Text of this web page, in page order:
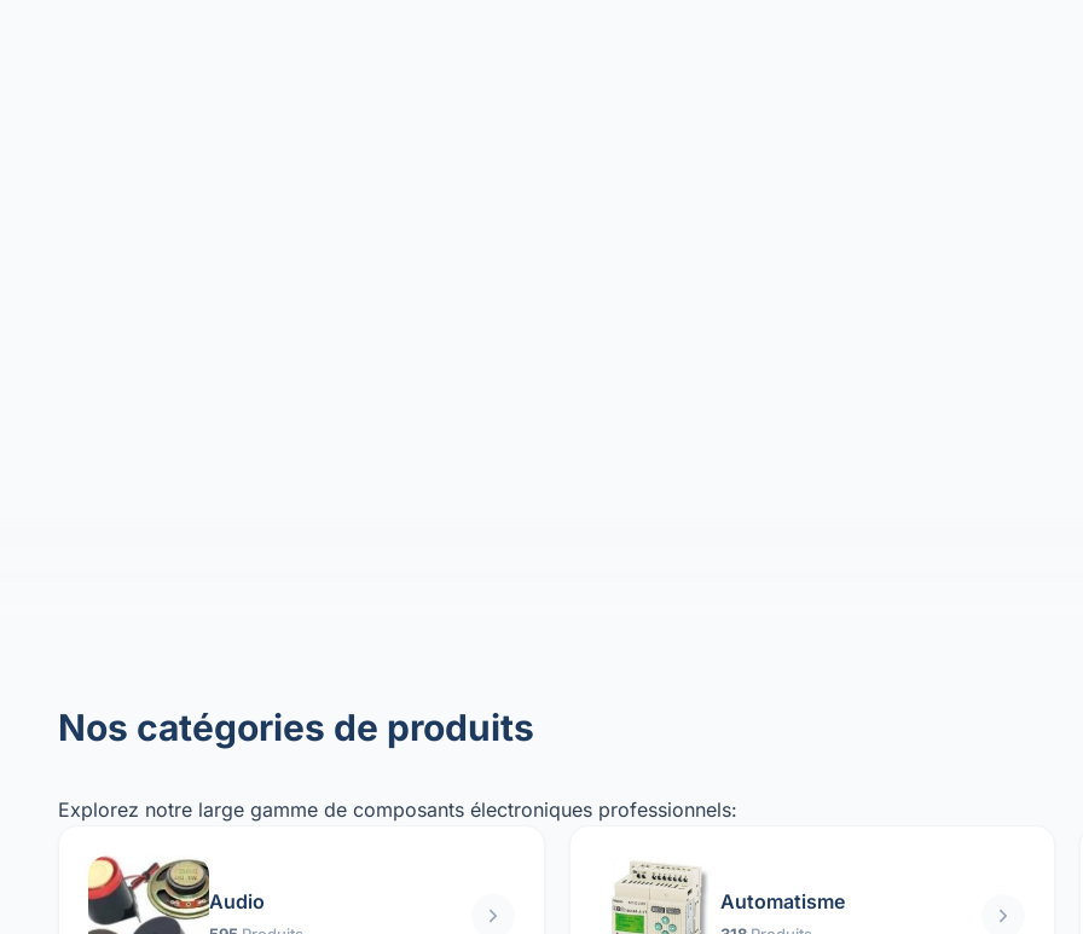
Nos catégories de produits
Explorez notre large gamme de composants électroniques professionnels:
Audio Automatisme